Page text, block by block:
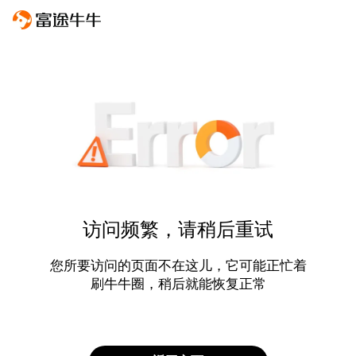
访问频繁，请稍后重试
您所要访问的页面不在这儿，它可能正忙着
刷牛牛圈，稍后就能恢复正常